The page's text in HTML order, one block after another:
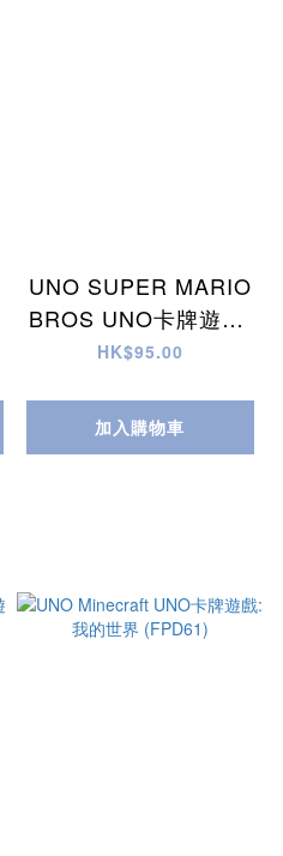
UNO SUPER MARIO
BROS UNO卡牌遊戲:
瑪利歐兄弟 (DRD00)
HK$95.00
加入購物車